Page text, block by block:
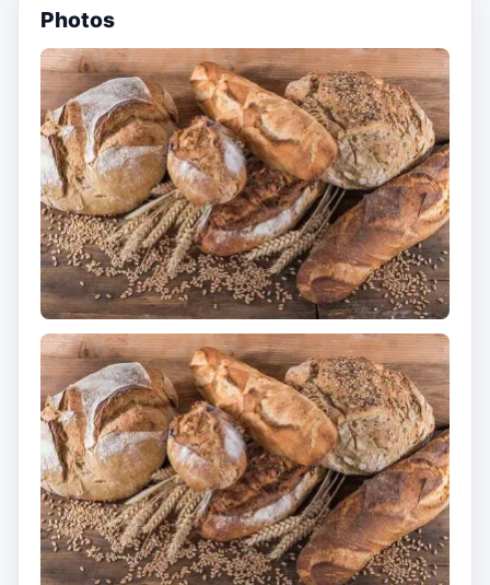
Photos